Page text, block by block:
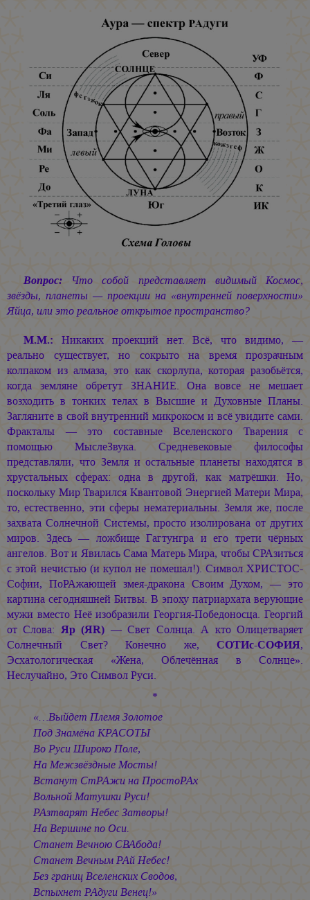
Вопрос: Что собой представляет видимый Космос,
звёзды, планеты — проекции на «внутренней поверхности»
Яйца, или это реальное открытое пространство?
М.М.: Никаких проекций нет. Всё, что видимо, —
реально существует, но сокрыто на время прозрачным
колпаком из алмаза, это как скорлупа, которая разобьётся,
когда земляне обретут ЗНАНИЕ. Она вовсе не мешает
возходить в тонких телах в Высшие и Духовные Планы.
Загляните в свой внутренний микрокосм и всё увидите сами.
Фракталы — это составные Вселенского Тварения с
помощью МыслеЗвука. Средневековые философы
представляли, что Земля и остальные планеты находятся в
хрустальных сферах: одна в другой, как матрёшки. Но,
поскольку Мир Тварился Квантовой Энергией Матери Мира,
то, естественно, эти сферы нематериальны. Земля же, после
захвата Солнечной Системы, просто изолирована от других
миров. Здесь — ложбище Гагтунгра и его трети чёрных
ангелов. Вот и Явилась Сама Матерь Мира, чтобы СРАзиться
с этой нечистью (и купол не помешал!). Символ ХРИСТОС-
Софии, ПоРАжающей змея-дракона Своим Духом, — это
картина сегодняшней Битвы. В эпоху патриархата верующие
мужи вместо Неё изобразили Георгия-Победоносца. Георгий
от Слова: Яр (ЯR) — Свет Солнца. А кто Олицетваряет
Солнечный Свет? Конечно же, СОТИс-СОФИЯ,
Эсхатологическая «Жена, Облечённая в Солнце».
Неслучайно, Это Символ Руси.
*
«…Выйдет Племя Золотое
Под Знамёна КРАСОТЫ
Во Руси Широко Поле,
На Межзвёздные Мосты!
Встанут СтРАжи на ПростоРАх
Вольной Матушки Руси!
РАзтварят Небес Затворы!
На Вершине по Оси.
Станет Вечною СВАбода!
Станет Вечным РАй Небес!
Без границ Вселенских Сводов,
Вспыхнет РАдуги Венец!»